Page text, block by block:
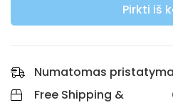
Pirkti iš
Numatomas
Free Shipping &